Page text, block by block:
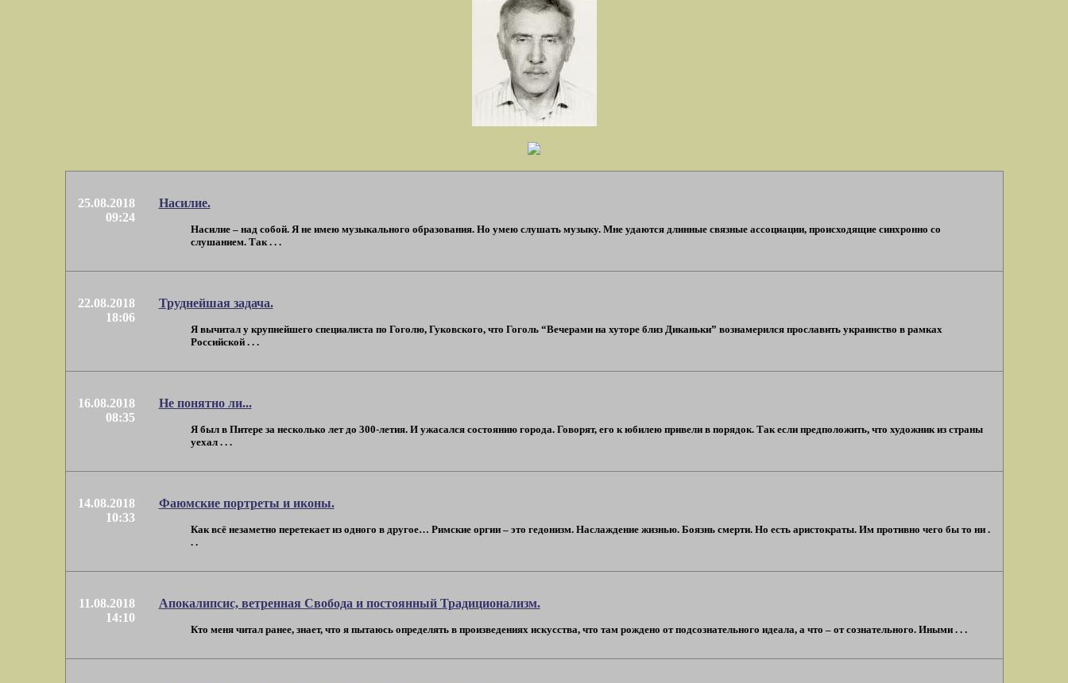
25.08.2018
09:24
Насилие.
Насилие – над собой. Я не имею музыкального образования. Но умею слушать музыку. Мне удаются длинные связные ассоциации, происходящие синхронно со
слушанием. Так . . .
22.08.2018
18:06
Труднейшая задача.
Я вычитал у крупнейшего специалиста по Гоголю, Гуковского, что Гоголь “Вечерами на хуторе близ Диканьки” вознамерился прославить украинство в рамках
Российской . . .
16.08.2018
08:35
Не понятно ли...
Я был в Питере за несколько лет до 300-летия. И ужасался состоянию города. Говорят, его к юбилею привели в порядок. Так если предположить, что художник из страны
уехал . . .
14.08.2018
10:33
Фаюмские портреты и иконы.
Как всё незаметно перетекает из одного в другое… Римские оргии – это гедонизм. Наслаждение жизнью. Боязнь смерти. Но есть аристократы. Им противно чего бы то ни .
. .
11.08.2018
14:10
Апокалипсис, ветренная Свобода и постоянный Традиционализм.
Кто меня читал ранее, знает, что я пытаюсь определять в произведениях искусства, что там рождено от подсознательного идеала, а что – от сознательного. Иными . . .